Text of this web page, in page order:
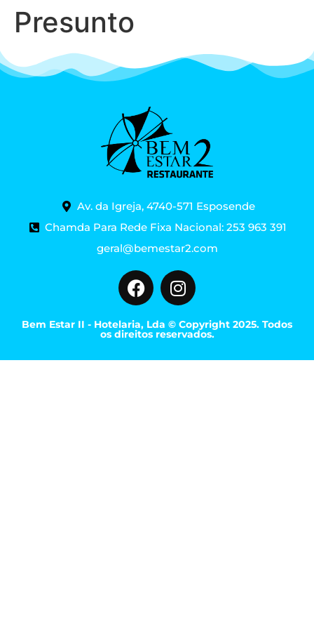
Presunto
Av. da Igreja, 4740-571 Esposende
Chamda Para Rede Fixa Nacional: 253 963 391
geral@bemestar2.com
Bem Estar II - Hotelaria, Lda © Copyright 2025. Todos
os direitos reservados.